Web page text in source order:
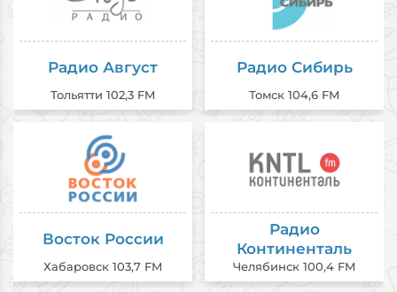
Радио Август
Тольятти 102,3 FM
Радио Сибирь
Томск 104,6 FM
Восток России
Хабаровск 103,7 FM
Радио
Континенталь
Челябинск 100,4 FM